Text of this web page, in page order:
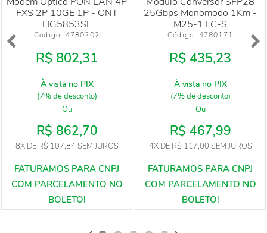
FXS 2P 10GE 1P - ONT
HG5853SF
Código: 4780202
R$ 802,31
À vista no PIX
(7% de desconto)
Ou
R$ 862,70
8XDE R$ 107,84 SEM JUROS
25Gbps Monomodo 1Km -
M25-1 LC-S
Código: 4780171
R$ 435,23
À vista no PIX
(7% de desconto)
Ou
R$ 467,99
4XDE R$ 117,00 SEM JUROS